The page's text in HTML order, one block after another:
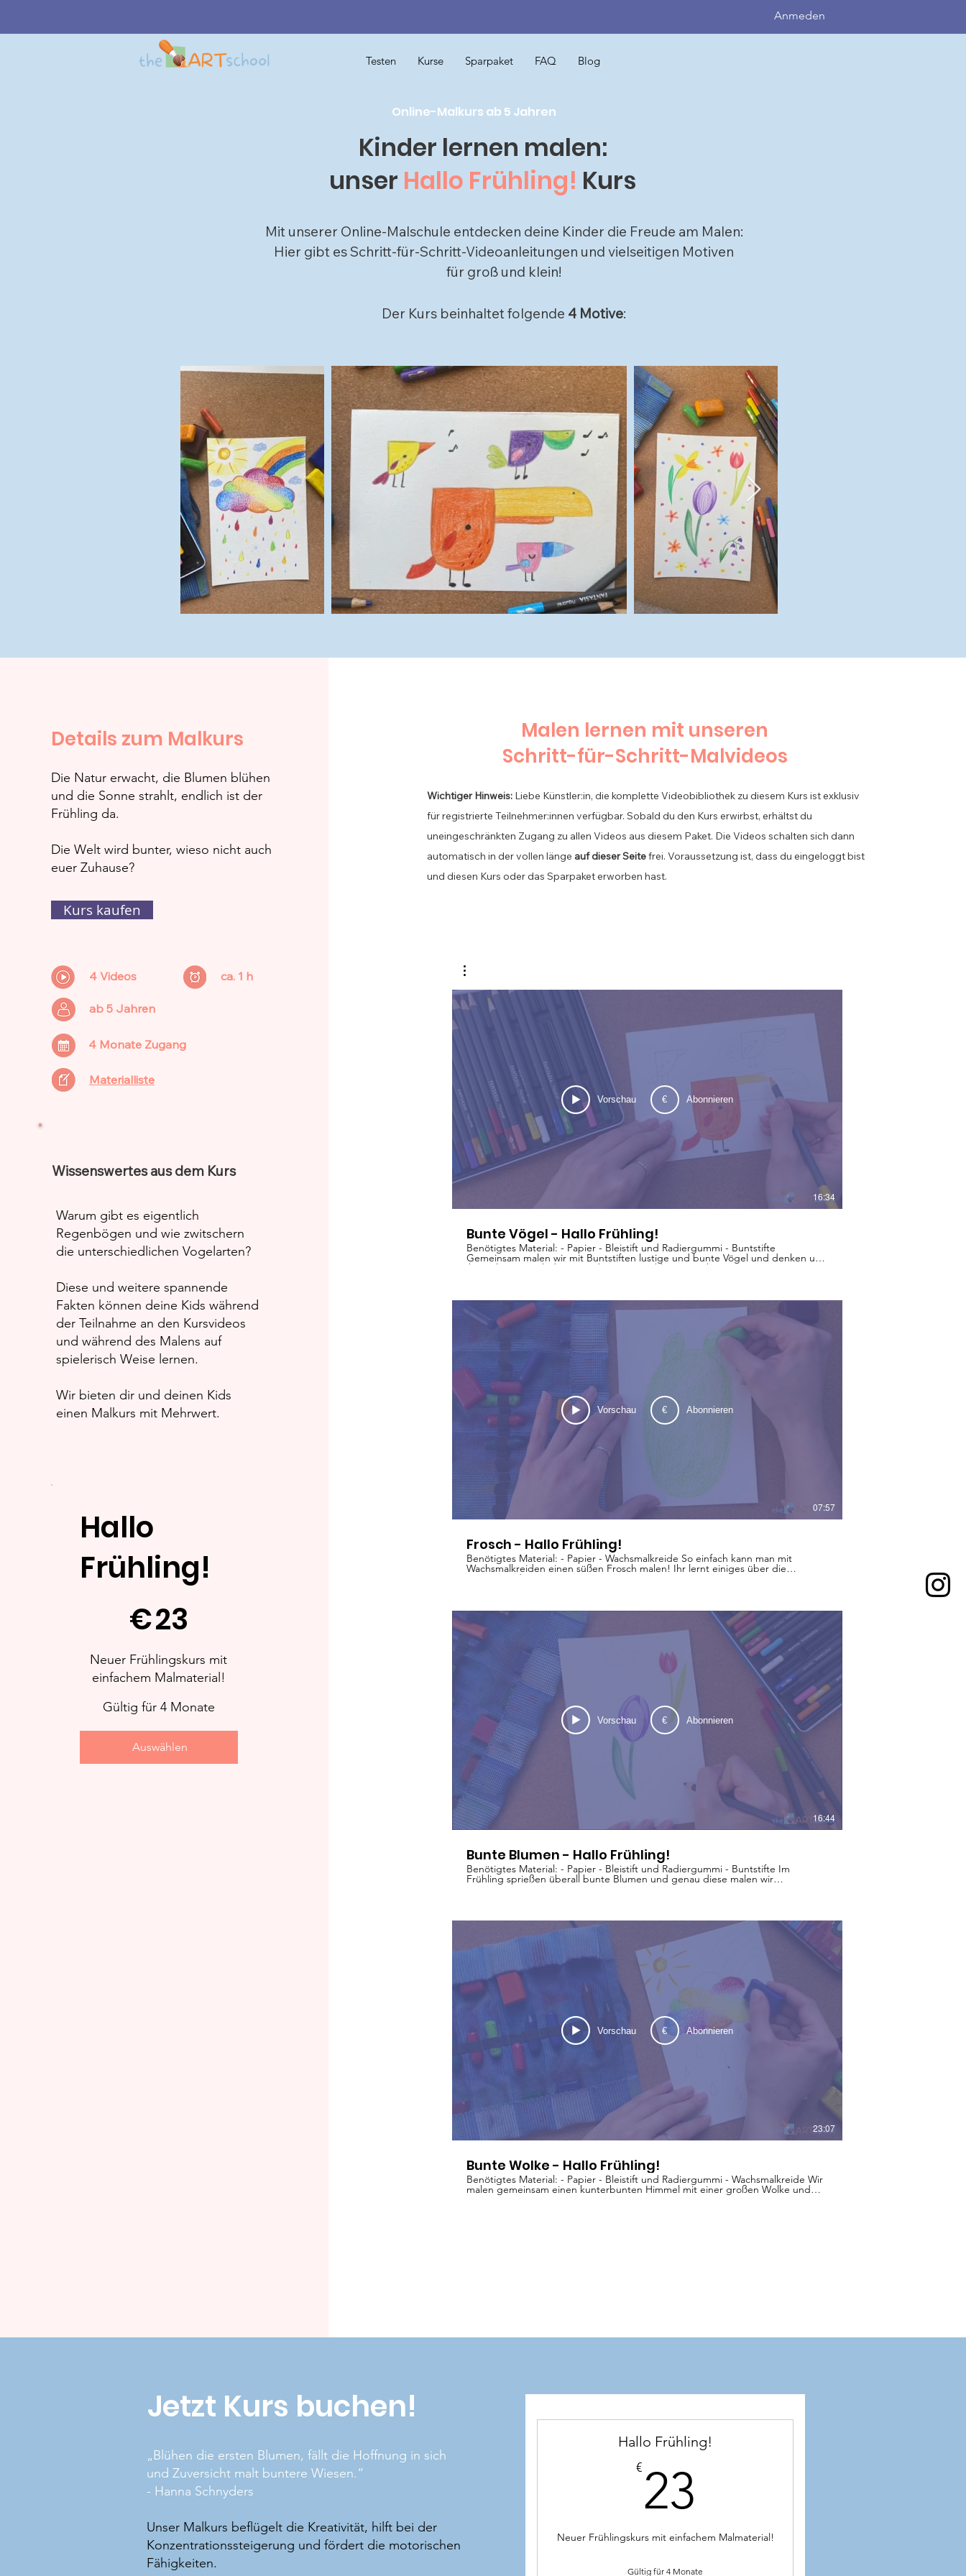
Anmeden
Testen Kurse Sparpaket FAQ Blog
Online-Malkurs ab 5 Jahren
Kinder lernen malen:
unser Hallo Frühling! Kurs
Mit unserer Online-Malschule entdecken deine Kinder die Freude am Malen:
Hier gibt es Schritt-für-Schritt-Videoanleitungen und vielseitigen Motiven
für groß und klein!
Der Kurs beinhaltet folgende 4 Motive:
Details zum Malkurs
Die Natur erwacht, die Blumen blühen
und die Sonne strahlt, endlich ist der
Frühling da.
Die Welt wird bunter, wieso nicht auch
euer Zuhause?
Kurs kaufen
4 Videos ca. 1 h
ab 5 Jahren
4 Monate Zugang
Materialliste
Wissenswertes aus dem Kurs
Warum gibt es eigentlich
Regenbögen und wie zwitschern
die unterschiedlichen Vogelarten?
Diese und weitere spannende
Fakten können deine Kids während
der Teilnahme an den Kursvideos
und während des Malens auf
spielerisch Weise lernen.
Wir bieten dir und deinen Kids
einen Malkurs mit Mehrwert.
Hallo
Frühling!
€23
Neuer Frühlingskurs mit
einfachem Malmaterial!
Gültig für 4 Monate
Auswählen
Malen lernen mit unseren
Schritt-für-Schritt-Malvideos
Wichtiger Hinweis:Liebe Künstler:in, die komplette Videobibliothek zu diesem Kurs ist exklusiv
für registrierte Teilnehmer:innen verfügbar. Sobald du den Kurs erwirbst, erhältstdu
uneingeschränkten Zugang zu allen Videos aus diesem Paket. Die Videos schalten sich dann
automatisch in der vollen länge auf dieser Seitefrei. Voraussetzung ist, dass du eingeloggt bist
und diesen Kurs oder das Sparpaket erworben hast.
Vorschau € Abonnieren
16:34
Bunte Vögel - Hallo Frühling!
Benötigtes Material: - Papier - Bleistift und Radiergummi - Buntstifte
Gemeinsam malen wir mit Buntstiften lustige und bunte Vögel und denken uns
ihre schönen Melodien aus, die sie im Frühling zwitschern.
Vorschau € Abonnieren
07:57
Frosch - Hallo Frühling!
Benötigtes Material: - Papier - Wachsmalkreide So einfach kann man mit
Wachsmalkreiden einen süßen Frosch malen! Ihr lernt einiges über die
Krötenwanderung.
Vorschau € Abonnieren
16:44
Bunte Blumen - Hallo Frühling!
Benötigtes Material: - Papier - Bleistift und Radiergummi - Buntstifte Im
Frühling sprießen überall bunte Blumen und genau diese malen wir
gemeinsam mit Buntstiften.
Vorschau € Abonnieren
23:07
Bunte Wolke - Hallo Frühling!
Benötigtes Material: - Papier - Bleistift und Radiergummi - Wachsmalkreide Wir
malen gemeinsam einen kunterbunten Himmel mit einer großen Wolke und
einem wunderschönen Regenbogen. Ich erzähle euch außerdem, wie dieses
Jetzt Kurs buchen!
„Blühen die ersten Blumen, fällt die Hoffnung in sich
und Zuversicht malt buntere Wiesen.“
- Hanna Schnyders
Unser Malkurs beflügelt die Kreativität, hilft bei der
Konzentrationssteigerung und fördert die motorischen
Fähigkeiten.
Hallo Frühling!
€ 23
Neuer Frühlingskurs mit einfachem Malmaterial!
Gültig für 4 Monate